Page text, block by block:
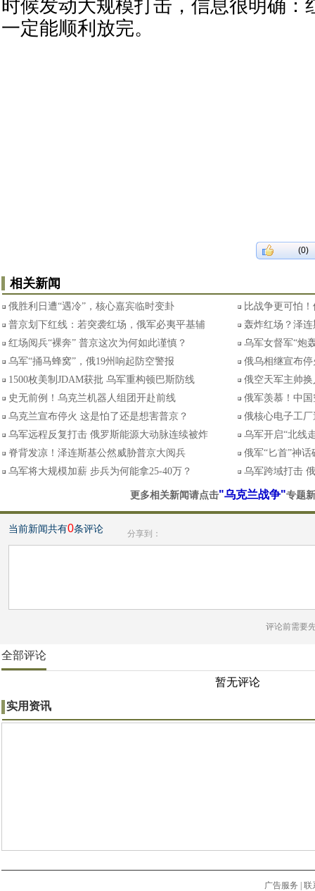
时候发动大规模打击，信息很明确：
一定能顺利放完。
(0)
相关新闻
俄胜利日遭“遇冷”，核心嘉宾临时变卦
比战争更可怕
普京划下红线：若突袭红场，俄军必夷平基辅
轰炸红场？泽
红场阅兵“裸奔” 普京这次为何如此谨慎？
乌军女督军“炮
乌军“捅马蜂窝”，俄19州响起防空警报
俄乌相继宣布
1500枚美制JDAM获批 乌军重构顿巴斯防线
俄空天军主帅
史无前例！乌克兰机器人组团开赴前线
俄军羡慕！中国
乌克兰宣布停火 这是怕了还是想害普京？
俄核心电子工
乌军远程反复打击 俄罗斯能源大动脉连续被炸
乌军开启“北线
脊背发凉！泽连斯基公然威胁普京大阅兵
俄军“匕首”神
乌军将大规模加薪 步兵为何能拿25-40万？
乌军跨域打击
更多相关新闻请点击"乌克兰战争"专题
当前新闻共有0条评论 分享到：
评论前需要
全部评论
暂无评论
实用资讯
广告服务
联